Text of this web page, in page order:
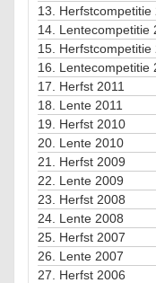
13. Herfstcompetitie
14. Lentecompetitie
15. Herfstcompetitie
16. Lentecompetitie
17. Herfst 2011
18. Lente 2011
19. Herfst 2010
20. Lente 2010
21. Herfst 2009
22. Lente 2009
23. Herfst 2008
24. Lente 2008
25. Herfst 2007
26. Lente 2007
27. Herfst 2006